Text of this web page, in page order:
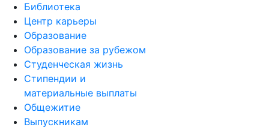
Библиотека
Центр карьеры
Образование
Образование за рубежом
Студенческая жизнь
Стипендии и
материальные выплаты
Общежитие
Выпускникам